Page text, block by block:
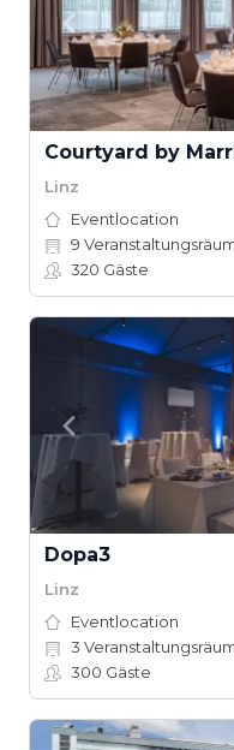
Courtyard by
Linz
Eventlocation
9
320 Gäste
Dopa3
Linz
Eventlocation
3
300 Gäste